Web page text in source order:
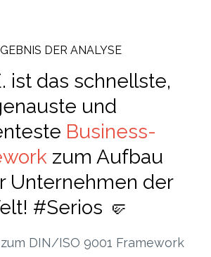
DER ANALYSE
ist das schnellste,
und
Business-
zum Aufbau
Unternehmen der
#Serios 🤛
DIN/ISO 9001 Framework